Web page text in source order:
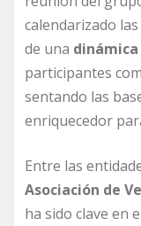
calendarizado
de una
participantes
sentando las
enriquecedor
Entre las
Asociación de
ha sido clave en